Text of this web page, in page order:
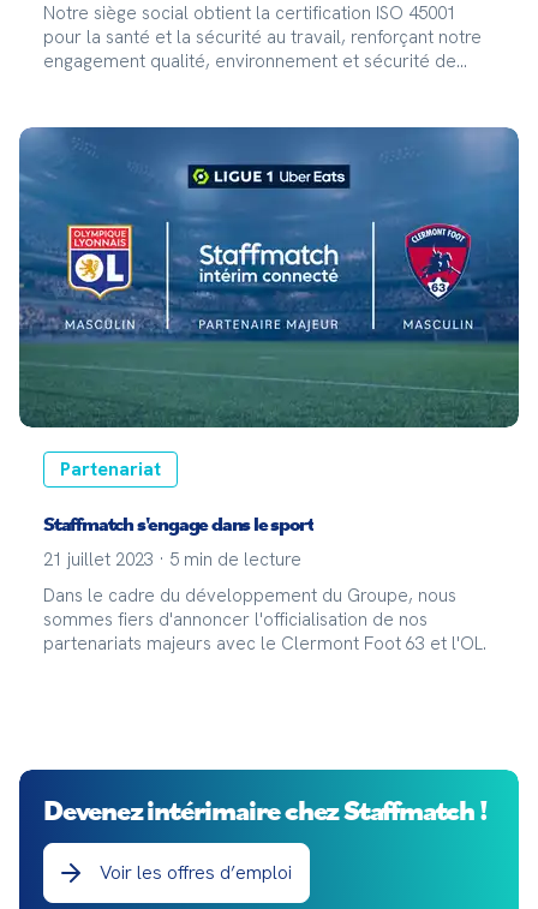
Notre siège social obtient la certification ISO 45001
pour la santé et la sécurité au travail, renforçant notre
engagement qualité, environnement et sécurité de
Partenariat
Staffmatch s'engage dans le sport
21 juillet 2023 · 5 min de lecture
Dans le cadre du développement du Groupe, nous
sommes fiers d'annoncer l'officialisation de nos
partenariats majeurs avec le Clermont Foot 63 et l'OL.
Devenez intérimaire chez Staffmatch !
Voir les offres d’emploi